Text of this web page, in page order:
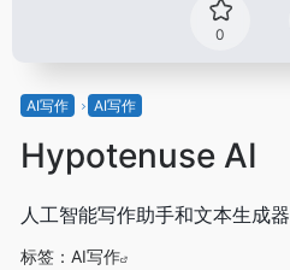
0
AI写作 AI写作
Hypotenuse AI
人工智能写作助手和文本生成器
标签： AI写作